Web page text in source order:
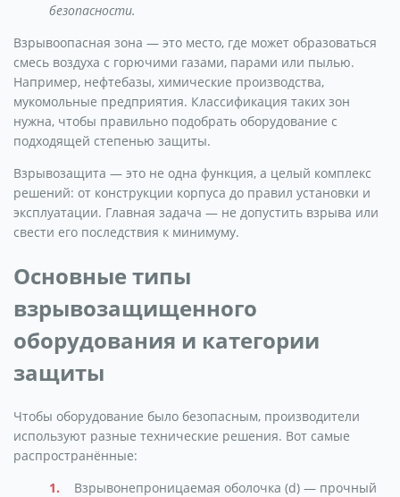
безопасности.
Взрывоопасная зона — это место, где может образоваться
смесь воздуха с горючими газами, парами или пылью.
Например, нефтебазы, химические производства,
мукомольные предприятия. Классификация таких зон
нужна, чтобы правильно подобрать оборудование с
подходящей степенью защиты.
Взрывозащита — это не одна функция, а целый комплекс
решений: от конструкции корпуса до правил установки и
эксплуатации. Главная задача — не допустить взрыва или
свести его последствия к минимуму.
Основные типы
взрывозащищенного
оборудования и категории
защиты
Чтобы оборудование было безопасным, производители
используют разные технические решения. Вот самые
распространённые:
Взрывонепроницаемая оболочка (d) — прочный